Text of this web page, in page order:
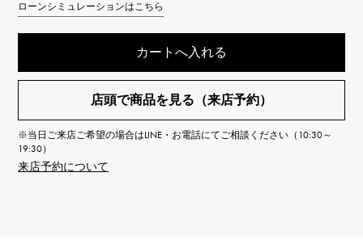
ローンシミュレーションはこちら
カートへ入れる
店頭で商品を見る（来店予約）
※当日ご来店ご希望の場合はLINE・お電話にてご相談ください（10:30～
19:30）
来店予約について